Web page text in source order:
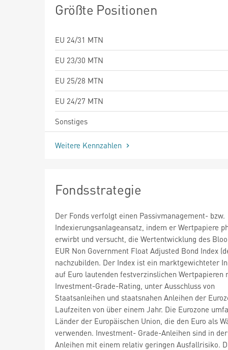
Größte Positionen
EU 24/31 MTN
EU 23/30 MTN
EU 25/28 MTN
EU 24/27 MTN
Sonstiges
Weitere Kennzahlen
Fondsstrategie
Der Fonds verfolgt einen Passivmanagement- bzw.
Indexierungsanlageansatz, indem er Wertpapiere
erwirbt und versucht, die Wertentwicklung des
EUR Non Government Float Adjusted Bond Index
nachzubilden. Der Index ist ein marktgewichteter
auf Euro lautenden festverzinslichen Wertpapieren
Investment-Grade-Rating, unter Ausschluss von
Staatsanleihen und staatsnahen Anleihen der
Laufzeiten von über einem Jahr. Die Eurozone
Länder der Europäischen Union, die den Euro als
verwenden. Investment- Grade-Anleihen sind in
Anleihen mit einem relativ geringen Ausfallrisiko.